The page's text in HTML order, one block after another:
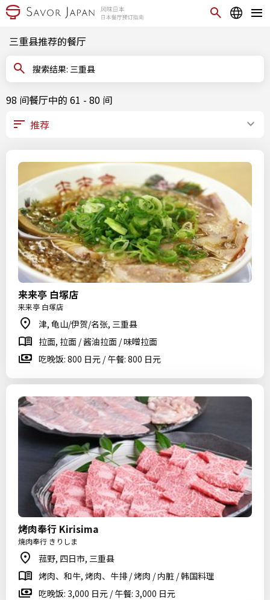
三重县推荐的餐厅
搜索结果: 三重县
98 间餐厅中的 61 - 80 间
来来亭 白塚店
来来亭 白塚店
津, 龟山/伊贺/名张, 三重县
拉面, 拉面 / 酱油拉面 / 味噌拉面
吃晚饭: 800 日元 / 午餐: 800 日元
烤肉奉行 Kirisima
焼肉奉行 きりしま
菰野, 四日市, 三重县
烤肉、和牛, 烤肉、牛排 / 烤肉 / 内脏 / 韩国料理
吃晚饭: 3,000 日元 / 午餐: 3,000 日元